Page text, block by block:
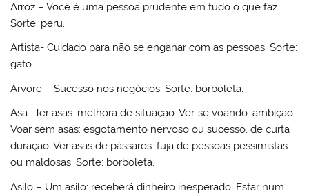
Arroz – Você é uma pessoa prudente em tudo o que faz.
Sorte: peru.
Artista- Cuidado para não se enganar com as pessoas. Sorte:
gato.
Árvore – Sucesso nos negócios. Sorte: borboleta.
Asa- Ter asas: melhora de situação. Ver-se voando: ambição.
Voar sem asas: esgotamento nervoso ou sucesso, de curta
duração. Ver asas de pássaros: fuja de pessoas pessimistas
ou maldosas. Sorte: borboleta.
Asilo – Um asilo: receberá dinheiro inesperado. Estar num